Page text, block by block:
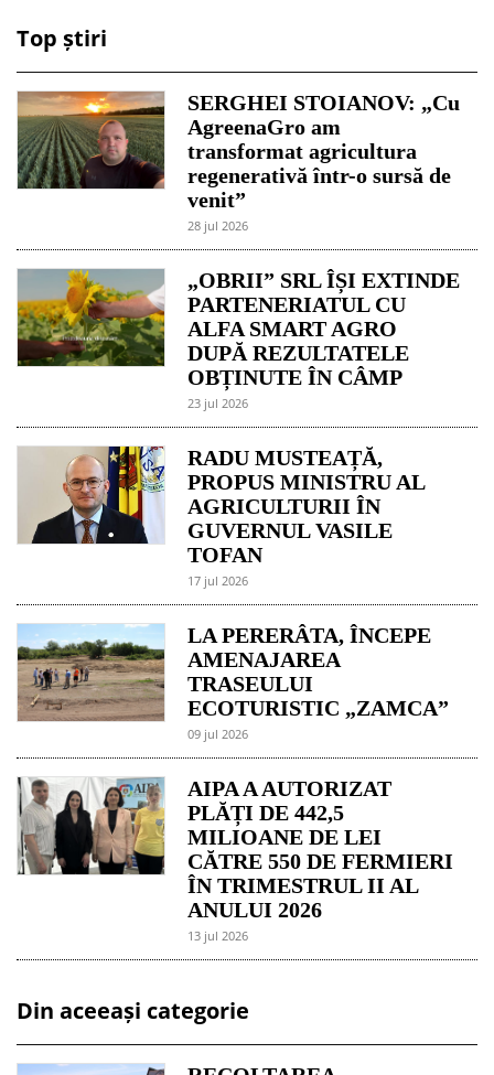
Top știri
SERGHEI STOIANOV: „Cu
AgreenaGro am
transformat agricultura
regenerativă într-o sursă de
venit”
28 jul 2026
„OBRII” SRL ÎȘI EXTINDE
PARTENERIATUL CU
ALFA SMART AGRO
DUPĂ REZULTATELE
OBȚINUTE ÎN CÂMP
23 jul 2026
RADU MUSTEAȚĂ,
PROPUS MINISTRU AL
AGRICULTURII ÎN
GUVERNUL VASILE
TOFAN
17 jul 2026
LA PERERÂTA, ÎNCEPE
AMENAJAREA
TRASEULUI
ECOTURISTIC „ZAMCA”
09 jul 2026
AIPA A AUTORIZAT
PLĂȚI DE 442,5
MILIOANE DE LEI
CĂTRE 550 DE FERMIERI
ÎN TRIMESTRUL II AL
ANULUI 2026
13 jul 2026
Din aceeași categorie